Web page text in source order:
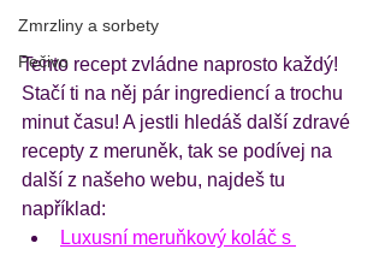
Zmrzliny a sorbety
Pečivo
Tento recept zvládne naprosto každý!
Stačí ti na něj pár ingrediencí a trochu
minut času! A jestli hledáš další zdravé
recepty z meruněk, tak se podívej na
další z našeho webu, najdeš tu
například:
Luxusní meruňkový koláč s